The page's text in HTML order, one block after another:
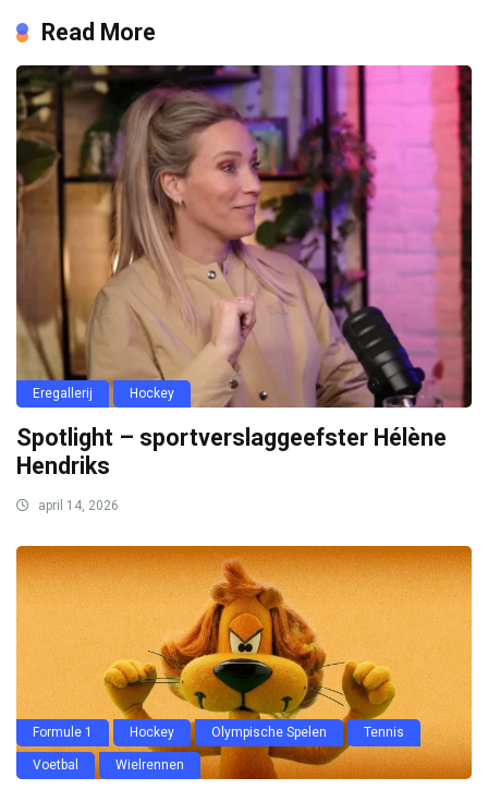
Read More
Eregallerij Hockey
Spotlight – sportverslaggeefster Hélène
Hendriks
april 14, 2026
Formule 1 Hockey Olympische Spelen Tennis
Voetbal Wielrennen